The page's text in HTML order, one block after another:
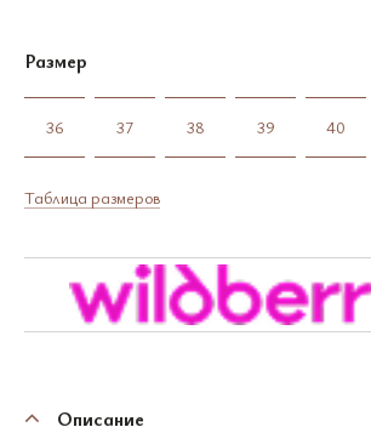
Размер
36 37 38 39 40
Таблица размеров
Описание